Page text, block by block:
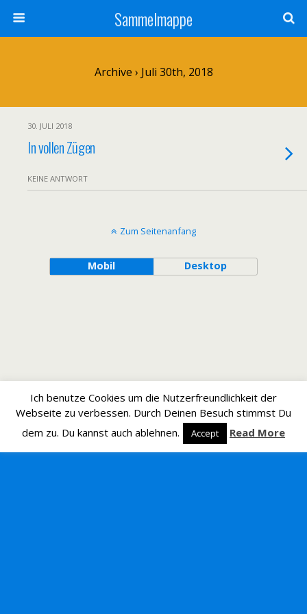
Sammelmappe
Archive › Juli 30th, 2018
30. JULI 2018
In vollen Zügen
KEINE ANTWORT
Zum Seitenanfang
Mobil Desktop
Ich benutze Cookies um die Nutzerfreundlichkeit der
Webseite zu verbessen. Durch Deinen Besuch stimmst Du
dem zu. Du kannst auch ablehnen.
Accept Read More